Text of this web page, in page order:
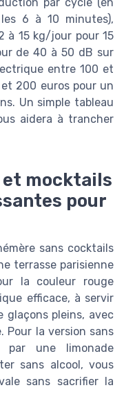
par cycle (en
6 à 10 minutes),
à 15 kg/jour pour 15
de 40 à 50 dB sur
entre 100 et
200 euros pour un
Un simple tableau
aidera à trancher
mocktails
pour
sans cocktails
terrasse parisienne
la couleur rouge
efficace, à servir
glaçons pleins, avec
Pour la version sans
par une limonade
sans alcool, vous
sans sacrifier la